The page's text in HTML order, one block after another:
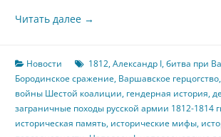
Читать далее →
Новости 1812,Александр I,битва при
Бородинское сражение, Варшавское герцогство,
войны Шестой коалиции, гендерная история,
заграничные походы русской армии 1812-1814
историческая память, исторические мифы,